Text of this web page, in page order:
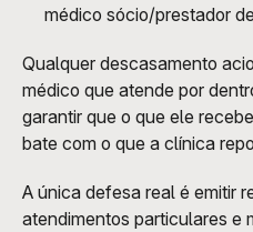
médico sócio/prestador
Qualquer descasamento
médico que atende por
garantir que o que ele
bate com o que a clínica
A única defesa real é emitir
atendimentos particulares e